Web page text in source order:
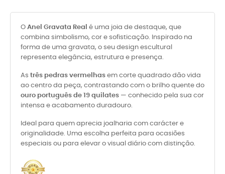
O Anel Gravata Real
é uma joia de destaque, que
combina simbolismo, cor e sofisticação. Inspirado na
forma de uma gravata, o seu design escultural
representa elegância, estrutura e presença.
As três pedras vermelhas em corte quadrado dão vida
ao centro da peça, contrastando com o brilho quente do
ouro português de 19 quilates — conhecido pela sua cor
intensa e acabamento duradouro.
Ideal para quem aprecia joalharia com carácter e
originalidade. Uma escolha perfeita para ocasiões
especiais ou para elevar o visual diário com distinção.